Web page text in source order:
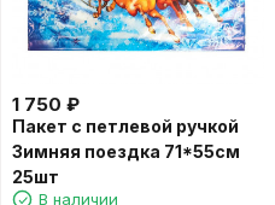
1 750 ₽
Пакет с петлевой ручкой
Зимняя поездка 71*55см
25шт
В наличии